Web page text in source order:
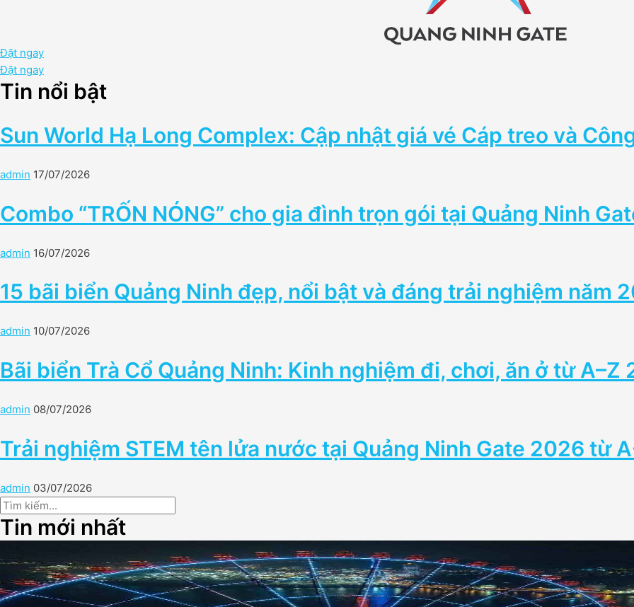
Đặt ngay
Đặt ngay
Tin nổi bật
Sun World Hạ Long Complex: Cập nhật giá vé Cáp treo và
admin 17/07/2026
Combo “TRỐN NÓNG” cho gia đình trọn gói tại Quảng Ninh
admin 16/07/2026
15 bãi biển Quảng Ninh đẹp, nổi bật và đáng trải nghiệm năm
admin 10/07/2026
Bãi biển Trà Cổ Quảng Ninh: Kinh nghiệm đi, chơi, ăn ở từ A–Z
admin 08/07/2026
Trải nghiệm STEM tên lửa nước tại Quảng Ninh Gate 2026 từ
admin 03/07/2026
Tin mới nhất